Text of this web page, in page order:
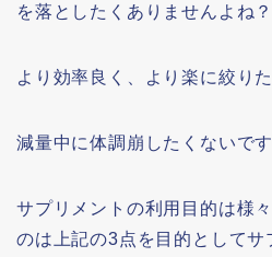
を落としたくありませんよね？
より効率良く、より楽に絞り
減量中に体調崩したくないで
サプリメントの利用目的は様
のは上記の3点を目的としてサ